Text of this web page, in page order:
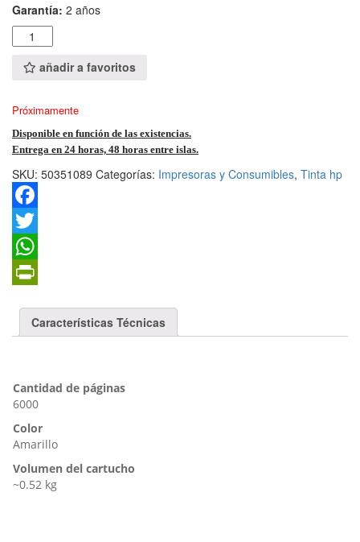
Garantía: 2 años
Cantidad
añadir a favoritos
Próximamente
Disponible en función de las existencias.
Entrega en 24 horas, 48 horas entre islas.
SKU: 50351089 Categorías: Impresoras y Consumibles, Tinta hp
F
a
c
k
T
w
r
W
A
p
p
t
F
r
Características Técnicas
Cantidad de páginas
6000
Color
Amarillo
Volumen del cartucho
~0.52 kg